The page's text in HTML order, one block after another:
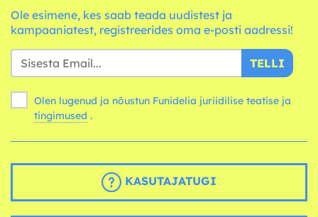
Ole esimene, kes saab teada uudistest ja
kampaaniatest, registreerides oma e-posti aadressi!
TELLI
Olen lugenud ja nõustun Funidelia juriidilise teatise ja
tingimused .
KASUTAJATUGI